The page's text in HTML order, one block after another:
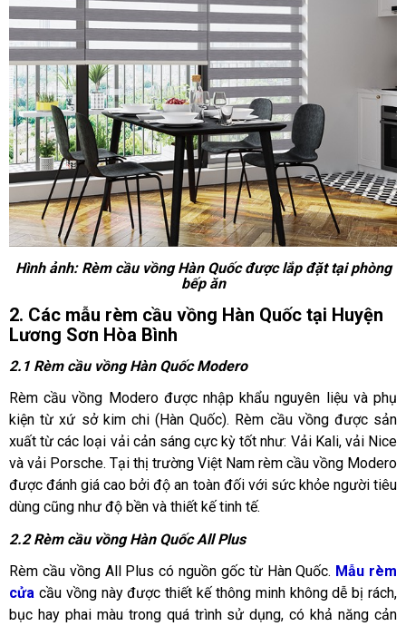
Hình ảnh: Rèm cầu vồng Hàn Quốc được lắp đặt tại phòng
bếp ăn
2. Các mẫu rèm cầu vồng Hàn Quốc tại Huyện
Lương Sơn Hòa Bình
2.1 Rèm cầu vồng Hàn Quốc Modero
Rèm cầu vồng Modero được nhập khẩu nguyên liệu và phụ
kiện từ xứ sở kim chi (Hàn Quốc). Rèm cầu vồng được sản
xuất từ các loại vải cản sáng cực kỳ tốt như: Vải Kali, vải Nice
và vải Porsche. Tại thị trường Việt Nam rèm cầu vồng Modero
được đánh giá cao bởi độ an toàn đối với sức khỏe người tiêu
dùng cũng như độ bền và thiết kế tinh tế.
2.2 Rèm cầu vồng Hàn Quốc All Plus
Rèm cầu vồng All Plus có nguồn gốc từ Hàn Quốc. Mẫu rèm
cửa cầu vồng này được thiết kế thông minh không dễ bị rách,
bục hay phai màu trong quá trình sử dụng, có khả năng cản